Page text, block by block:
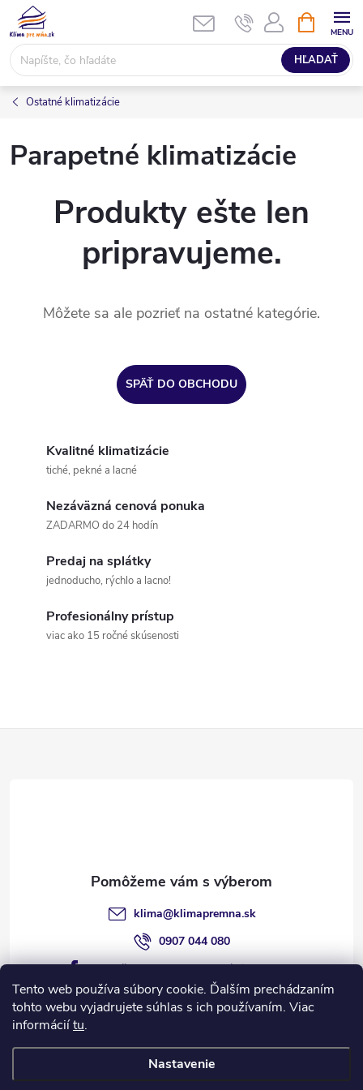
Tento web používa súbory cookie. Ďalším prechádzaním
tohto webu vyjadrujete súhlas s ich používaním. Viac
informáciítu.
Nastavenie
Prejsť
na
obsah
HĽADAŤ
KOŠÍK
Ostatné klimatizácie
Parapetné klimatizácie
Produkty ešte len
pripravujeme.
Môžete sa ale pozrieť na ostatné kategórie.
SPÄŤ DO OBCHODU
Kvalitné klimatizácie
tiché, pekné a lacné
Nezáväzná cenová ponuka
ZADARMO do 24 hodín
Predaj na splátky
jednoducho, rýchlo a lacno!
Profesionálny prístup
viac ako 15 ročné skúsenosti
i
e
klima@klimapremna.sk
0907 044 080
https://www.facebook.com/klimapremna